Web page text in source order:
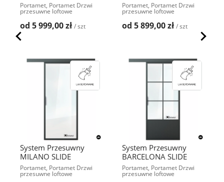
Portamet, Portamet Drzwi
przesuwne loftowe
od 5 999,00 zł / szt
System Przesuwny
MILANO SLIDE
Portamet, Portamet Drzwi
przesuwne loftowe
Portamet, Portamet Drzwi
przesuwne loftowe
od 5 899,00 zł / szt
System Przesuwny
BARCELONA SLIDE
Portamet, Portamet Drzwi
przesuwne loftowe